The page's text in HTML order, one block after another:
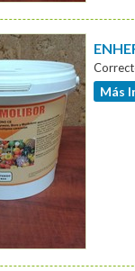
Más